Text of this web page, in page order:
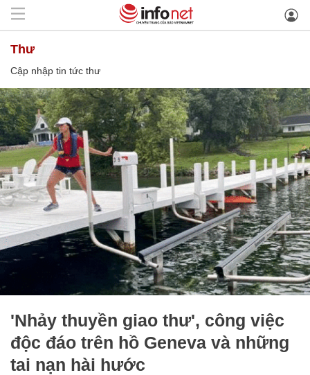
thư
Cập nhập tin tức thư
'Nhảy thuyền giao thư', công việc
độc đáo trên hồ Geneva và những
tai nạn hài hước